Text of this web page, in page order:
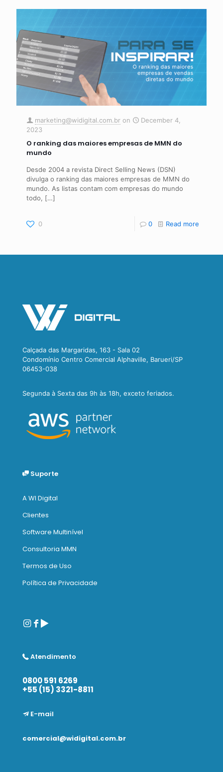
marketing@widigital.com.br on
December 4,
2023
O ranking das maiores empresas de MMN do
mundo
Desde 2004 a revista Direct Selling News (DSN)
divulga o ranking das maiores empresas de MMN do
mundo. As listas contam com empresas do mundo
todo, […]
0 0 Read more
Calçada das Margaridas, 163 - Sala 02
Condomínio Centro Comercial Alphaville, Barueri/SP
06453-038
Segunda à Sexta das 9h às 18h, exceto feriados.
Suporte
A WI Digital
Clientes
Software Multinível
Consultoria MMN
Termos de Uso
Política de Privacidade
Atendimento
0800 591 6269
+55 (15) 3321-8811
E-mail
comercial@widigital.com.br